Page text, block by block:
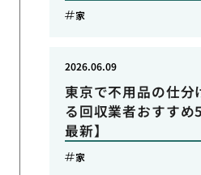
家
東京で不用品の仕分
る回収業者おすす
最新】
2026.06.09
家